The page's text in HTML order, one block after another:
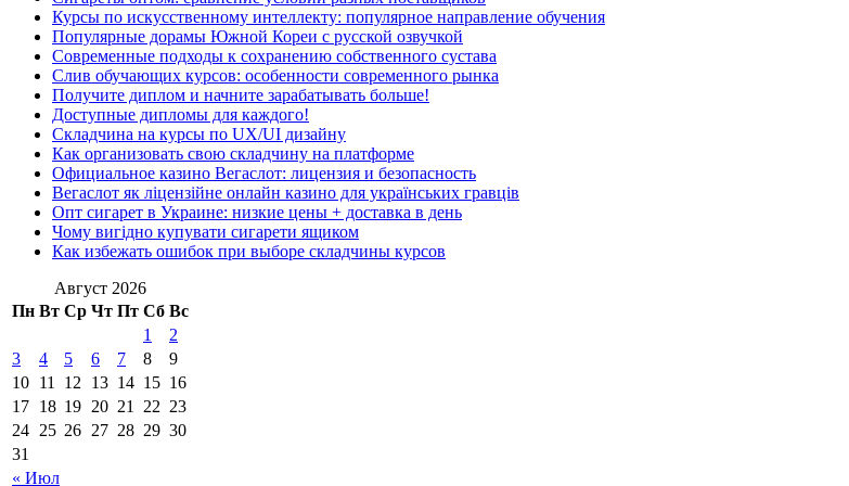
Курсы по искусственному интеллекту: популярное направление обучения
Популярные дорамы Южной Кореи с русской озвучкой
Современные подходы к сохранению собственного сустава
Слив обучающих курсов: особенности современного рынка
Получите диплом и начните зарабатывать больше!
Доступные дипломы для каждого!
Складчина на курсы по UX/UI дизайну
Как организовать свою складчину на платформе
Официальное казино Вегаслот: лицензия и безопасность
Вегаслот як ліцензійне онлайн казино для українських гравців
Опт сигарет в Украине: низкие цены + доставка в день
Чому вигідно купувати сигарети ящиком
Как избежать ошибок при выборе складчины курсов
Август 2026
Пн Вт Ср Чт Пт Сб Вс
« Июл
1
2
3
4 5 6 7 8
9
10 11 12 13 14 15 16
17 18 19 20 21 22 23
24 25 26 27 28 29 30
31